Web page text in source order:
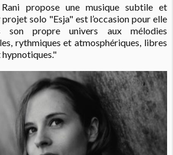
propose une musique subtile et
solo "Esja" est l’occasion pour elle
son propre univers aux mélodies
rythmiques et atmosphériques, libres
hypnotiques."